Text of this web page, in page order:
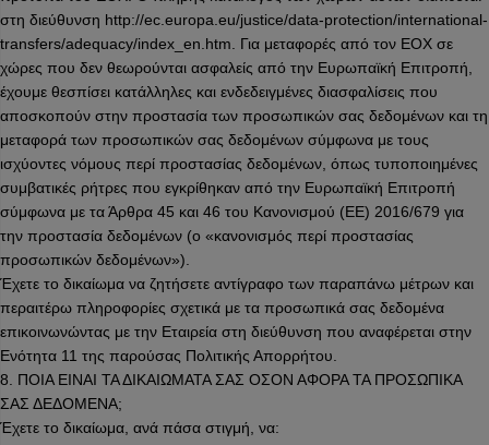
στη διεύθυνση http://ec.europa.eu/justice/data-protection/international-
transfers/adequacy/index_en.htm. Για μεταφορές από τον ΕΟΧ σε
χώρες που δεν θεωρούνται ασφαλείς από την Ευρωπαϊκή Επιτροπή,
έχουμε θεσπίσει κατάλληλες και ενδεδειγμένες διασφαλίσεις που
αποσκοπούν στην προστασία των προσωπικών σας δεδομένων και τη
μεταφορά των προσωπικών σας δεδομένων σύμφωνα με τους
ισχύοντες νόμους περί προστασίας δεδομένων, όπως τυποποιημένες
συμβατικές ρήτρες που εγκρίθηκαν από την Ευρωπαϊκή Επιτροπή
σύμφωνα με τα Άρθρα 45 και 46 του Κανονισμού (ΕΕ) 2016/679 για
την προστασία δεδομένων (ο «κανονισμός περί προστασίας
προσωπικών δεδομένων»).
Έχετε το δικαίωμα να ζητήσετε αντίγραφο των παραπάνω μέτρων και
περαιτέρω πληροφορίες σχετικά με τα προσωπικά σας δεδομένα
επικοινωνώντας με την Εταιρεία στη διεύθυνση που αναφέρεται στην
Ενότητα 11 της παρούσας Πολιτικής Απορρήτου.
8. ΠΟΙΑ ΕΙΝΑΙ ΤΑ ΔΙΚΑΙΩΜΑΤΑ ΣΑΣ ΟΣΟΝ ΑΦΟΡΑ ΤΑ ΠΡΟΣΩΠΙΚΑ
ΣΑΣ ΔΕΔΟΜΕΝΑ;
Έχετε το δικαίωμα, ανά πάσα στιγμή, να: